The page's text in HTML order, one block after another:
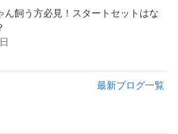
ん飼う方必見！スタートセットはな
最新ブログ一覧